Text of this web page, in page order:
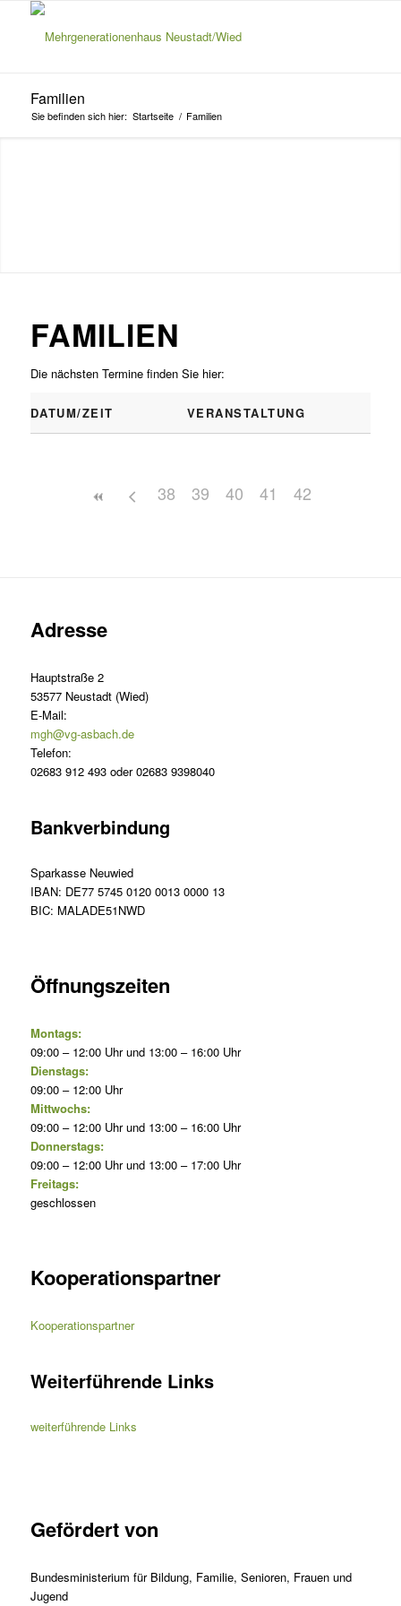
Familien
Sie befinden sich hier: Startseite / Familien
FAMILIEN
Die nächsten Termine finden Sie hier:
DATUM/ZEIT VERANSTALTUNG
38 39 40 41 42
Adresse
Hauptstraße 2
53577 Neustadt (Wied)
E-Mail:
mgh@vg-asbach.de
Telefon:
02683 912 493 oder 02683 9398040
Bankverbindung
Sparkasse Neuwied
IBAN: DE77 5745 0120 0013 0000 13
BIC: MALADE51NWD
Öffnungszeiten
Montags:
09:00 – 12:00 Uhr und 13:00 – 16:00 Uhr
Dienstags:
09:00 – 12:00 Uhr
Mittwochs:
09:00 – 12:00 Uhr und 13:00 – 16:00 Uhr
Donnerstags:
09:00 – 12:00 Uhr und 13:00 – 17:00 Uhr
Freitags:
geschlossen
Kooperationspartner
Kooperationspartner
Weiterführende Links
weiterführende Links
Gefördert von
Bundesministerium für Bildung, Familie, Senioren, Frauen und
Jugend